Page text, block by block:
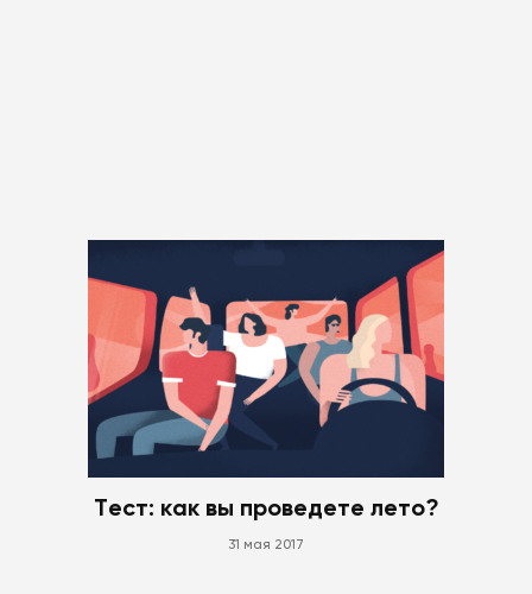
Тест: как вы проведете лето?
31 мая 2017